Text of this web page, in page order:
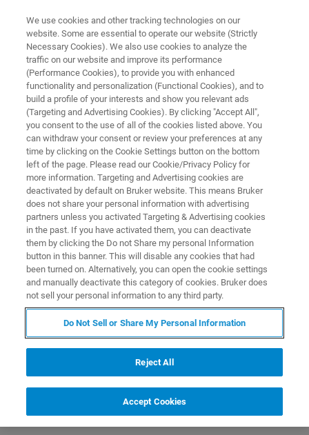
原子間力顕微鏡 オンラインセミナー＜プローブSHORT TALKシリーズ＞
AFMプローブの選び方＃5
『表面形状測定と測定方法のヒ
ント』
AFM測定方法 - Tapping mode、 PeakForce
Tapping mode – による表面形状測定用プロー
ブの選択方法、および、実機（録画デモ）を
交えた測定フローとパラメーター設定、測定
方法のヒントについて説明します。
We use cookies and other tracking technologies on our
website. Some are essential to operate our website (Strictly
Necessary Cookies). We also use cookies to analyze the
traffic on our website and improve its performance
(Performance Cookies), to provide you with enhanced
functionality and personalization (Functional Cookies), and to
build a profile of your interests and show you relevant ads
(Targeting and Advertising Cookies). By clicking "Accept All",
you consent to the use of all of the cookies listed above. You
can withdraw your consent or review your preferences at any
time by clicking on the Cookie Settings button on the bottom
left of the page. Please read our Cookie/Privacy Policy for
more information. Targeting and Advertising cookies are
deactivated by default on Bruker website. This means Bruker
does not share your personal information with advertising
partners unless you activated Targeting & Advertising cookies
in the past. If you have activated them, you can deactivate
them by clicking the Do not Share my personal Information
button in this banner. This will disable any cookies that had
been turned on. Alternatively, you can open the cookie settings
and manually deactivate this category of cookies. Bruker does
not sell your personal information to any third party.
Do Not Sell or Share My Personal Information
Reject All
Accept Cookies